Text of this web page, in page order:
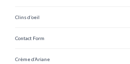
Clins d’oeil
Contact Form
Crème d’Ariane